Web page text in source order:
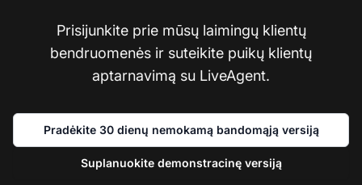
Prisijunkite prie mūsų laimingų klientų
bendruomenės ir suteikite puikų klientų
aptarnavimą su LiveAgent.
Pradėkite 30 dienų nemokamą bandomąją versiją
Suplanuokite demonstracinę versiją